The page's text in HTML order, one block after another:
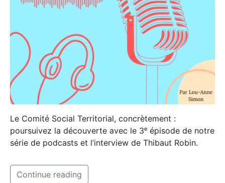
Le Comité Social Territorial, concrètement :
poursuivez la découverte avec le 3ᵉ épisode de notre
série de podcasts et l’interview de Thibaut Robin.
Continue reading